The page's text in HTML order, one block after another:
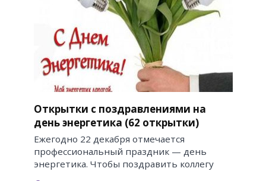
Открытки с поздравлениями на
день энергетика (62 открытки)
Ежегодно 22 декабря отмечается
профессиональный праздник — день
энергетика. Чтобы поздравить коллегу